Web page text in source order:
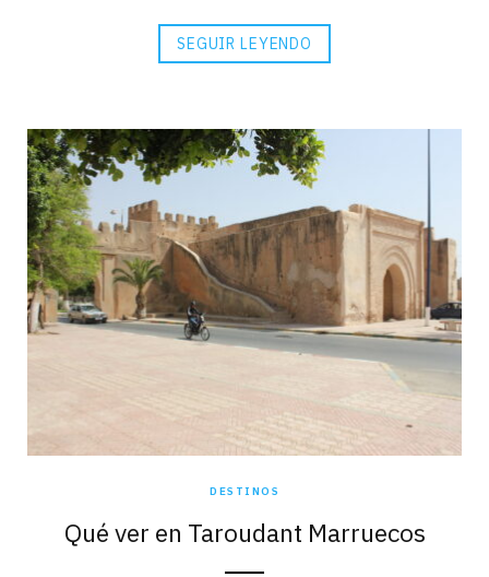
SEGUIR LEYENDO
DESTINOS
Qué ver en Taroudant Marruecos